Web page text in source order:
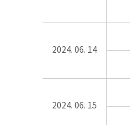
2024. 06. 14
2024. 06. 15